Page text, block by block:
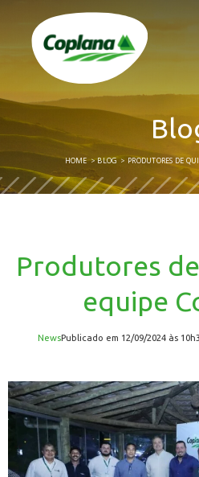
HOME BLOG PRODUTORES DE
Produtores
equipe
News publicado em 12/09/2024 às